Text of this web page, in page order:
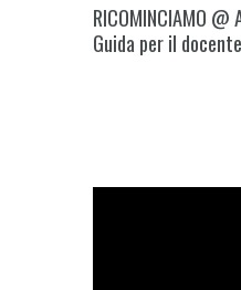
RICOMINCIAMO @
Guida per il docente